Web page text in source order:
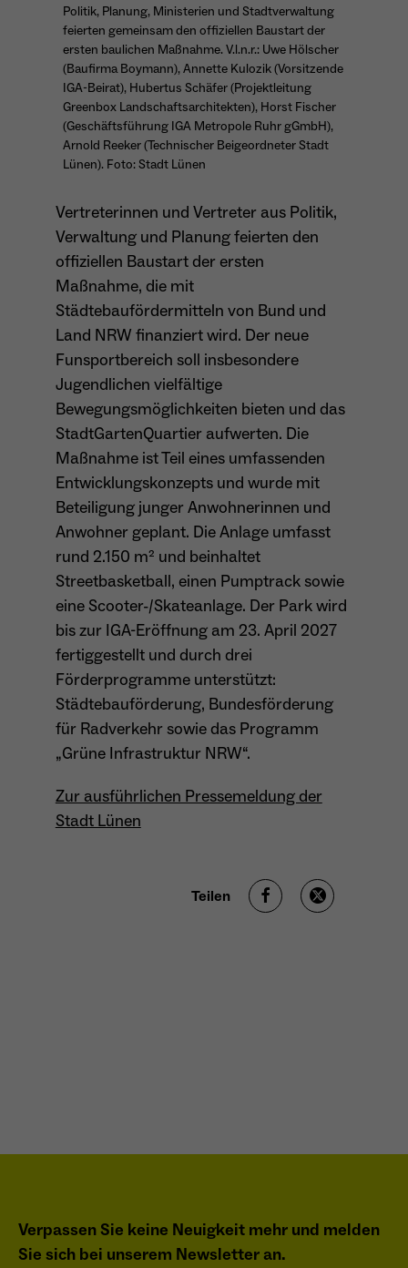
Name PHPSESSID
Anbieter Session Cookies
Laufzeit
Sessio-Cookie wird beim Schliessen der
Webseite wieder gelöscht
Zweck
PHPs Standard Sitzungs-Identifikation
Name be_typo_user
Anbieter TYPO3
Laufzeit Ende der Sitzung
Zweck
Dieser Cookie teilt der Webseite mit, ob ein
Besucher im Typo3-Backend angemeldet ist
und die Rechte besitzt diese zu verwalten.
Name cookie_optin
Anbieter Sgalinski
Laufzeit 1 Monat
Zweck
Speichert den Zustimmungsstatus des
Benutzers für Cookies auf der aktuellen
Domäne.
Anbieter Matomo
Laufzeit 13 Monate
Zweck
Dient zur anonymen Wiedererkennung eines
Besuchers.
Name _pk_ses*
Anbieter Matomo
Laufzeit 30 Minuten
Zweck
Speichert vorübergehend Daten der
aktuellen Sitzung.
Name _pk_ref.*
Anbieter Matomo
Laufzeit 6 Monate
Zweck Speichert die Herkunft des Besuchers.
Name MATOMO_SESSID
Anbieter Matomo
Laufzeit Sitzung
Temporäre Session-ID, ohne
Laufzeit 2 Jahre
wiederkehrend ist.
Aktivierung Mehrsprachigkeit
Diese Cookies ermöglichen die automatische Übersetzung
der Website-Inhalte durch GTranslate.
Name googtrans
Anbieter GTranslate Inc.
Laufzeit 1 Jahr
Zweck
Speichert die vom Nutzer gewählte Sprache
für die automatische Übersetzung der
Website.
Cookie-Informationen anzeigen
Politik, Planung, Ministerien und Stadtverwaltung
feierten gemeinsam den offiziellen Baustart der
ersten baulichen Maßnahme. V.l.n.r.: Uwe Hölscher
(Baufirma Boymann), Annette Kulozik (Vorsitzende
IGA-Beirat), Hubertus Schäfer (Projektleitung
Greenbox Landschaftsarchitekten), Horst Fischer
(Geschäftsführung IGA Metropole Ruhr gGmbH),
Arnold Reeker (Technischer Beigeordneter Stadt
Lünen). Foto: Stadt Lünen
Vertreterinnen und Vertreter aus Politik,
Verwaltung und Planung feierten den
offiziellen Baustart der ersten
Maßnahme, die mit
Städtebaufördermitteln von Bund und
Land NRW finanziert wird. Der neue
Funsportbereich soll insbesondere
Jugendlichen vielfältige
Bewegungsmöglichkeiten bieten und das
StadtGartenQuartier aufwerten. Die
Maßnahme ist Teil eines umfassenden
Entwicklungskonzepts und wurde mit
Beteiligung junger Anwohnerinnen und
Anwohner geplant. Die Anlage umfasst
rund 2.150 m² und beinhaltet
Streetbasketball, einen Pumptrack sowie
eine Scooter-/Skateanlage. Der Park wird
bis zur IGA-Eröffnung am 23. April 2027
fertiggestellt und durch drei
Förderprogramme unterstützt:
Städtebauförderung, Bundesförderung
für Radverkehr sowie das Programm
„Grüne Infrastruktur NRW“.
Zur ausführlichen Pressemeldung der
Stadt Lünen
Teilen
Verpassen Sie keine Neuigkeit mehr und melden
Sie sich bei unserem Newsletter an.